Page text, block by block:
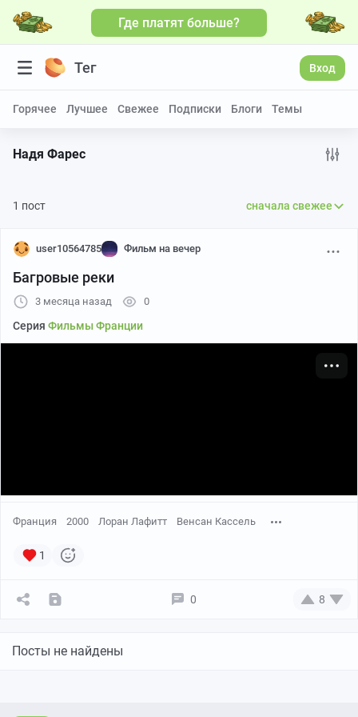
Где платят больше?
Тег Вход
Горячее Лучшее Свежее Подписки Блоги Темы
Надя Фарес
1 пост сначала свежее
user10564785 Фильм на вечер
Багровые реки
3 месяца назад 0
Серия Фильмы Франции
Франция 2000 Лоран Лафитт Венсан Кассель
1
0 8
Посты не найдены
Больше видео